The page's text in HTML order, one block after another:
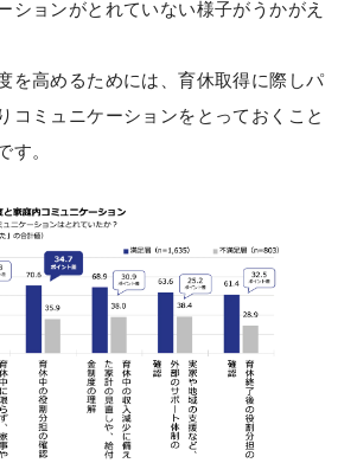
ションがとれていない様子がうかがえ
を高めるためには、育休取得に際しパ
コミュニケーションをとっておくこと
。